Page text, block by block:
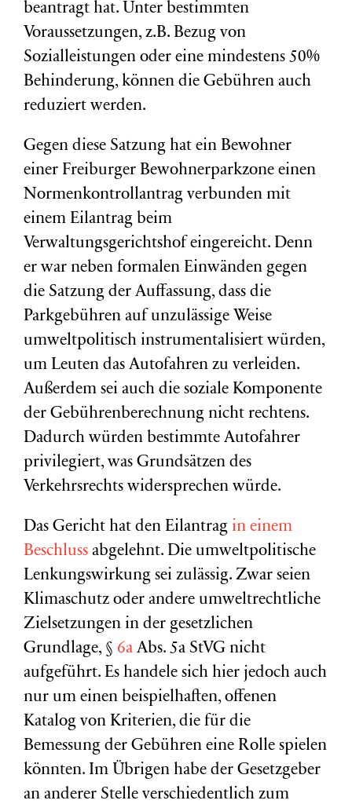
beantragt hat. Unter bestimmten
Voraussetzungen, z.B. Bezug von
Sozialleistungen oder eine mindestens 50%
Behinderung, können die Gebühren auch
reduziert werden.
Gegen diese Satzung hat ein Bewohner
einer Freiburger Bewohnerparkzone einen
Normenkontrollantrag verbunden mit
einem Eilantrag beim
Verwaltungsgerichtshof eingereicht. Denn
er war neben formalen Einwänden gegen
die Satzung der Auffassung, dass die
Parkgebühren auf unzulässige Weise
umweltpolitisch instrumentalisiert würden,
um Leuten das Autofahren zu verleiden.
Außerdem sei auch die soziale Komponente
der Gebührenberechnung nicht rechtens.
Dadurch würden bestimmte Autofahrer
privilegiert, was Grundsätzen des
Verkehrsrechts widersprechen würde.
Das Gericht hat den Eilantrag in einem
Beschluss abgelehnt. Die umweltpolitische
Lenkungswirkung sei zulässig. Zwar seien
Klimaschutz oder andere umweltrechtliche
Zielsetzungen in der gesetzlichen
Grundlage, § 6a Abs. 5a StVG nicht
aufgeführt. Es handele sich hier jedoch auch
nur um einen beispielhaften, offenen
Katalog von Kriterien, die für die
Bemessung der Gebühren eine Rolle spielen
könnten. Im Übrigen habe der Gesetzgeber
an anderer Stelle verschiedentlich zum